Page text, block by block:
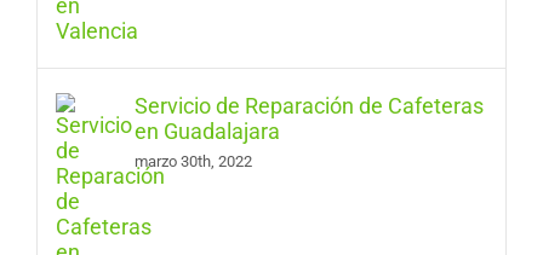
Servicio de Reparación de Cafeteras
en Guadalajara
marzo 30th, 2022